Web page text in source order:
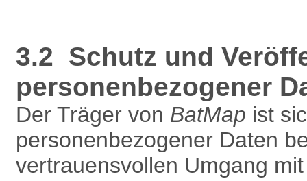
3.2 Schutz und
personenbezogener
Der Träger von BatMap ist
personenbezogener Daten
vertrauensvollen Umgang